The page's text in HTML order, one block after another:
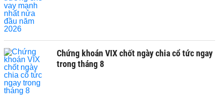
Chứng khoán VIX chốt ngày chia cổ tức ngay
trong tháng 8